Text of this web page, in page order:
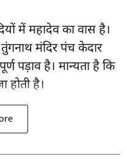
में महादेव का वास है।
मंदिर पंच केदार
पड़ाव है। मान्यता है कि
है।